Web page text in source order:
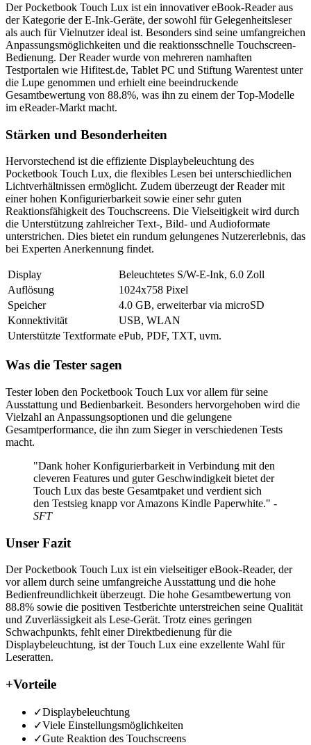
Der Pocketbook Touch Lux ist ein innovativer eBook-Reader aus
der Kategorie der E-Ink-Geräte, der sowohl für Gelegenheitsleser
als auch für Vielnutzer ideal ist. Besonders sind seine umfangreichen
Anpassungsmöglichkeiten und die reaktionsschnelle Touchscreen-
Bedienung. Der Reader wurde von mehreren namhaften
Testportalen wie Hifitest.de, Tablet PC und Stiftung Warentest unter
die Lupe genommen und erhielt eine beeindruckende
Gesamtbewertung von 88.8%, was ihn zu einem der Top-Modelle
im eReader-Markt macht.
Stärken und Besonderheiten
Hervorstechend ist die effiziente Displaybeleuchtung des
Pocketbook Touch Lux, die flexibles Lesen bei unterschiedlichen
Lichtverhältnissen ermöglicht. Zudem überzeugt der Reader mit
einer hohen Konfigurierbarkeit sowie einer sehr guten
Reaktionsfähigkeit des Touchscreens. Die Vielseitigkeit wird durch
die Unterstützung zahlreicher Text-, Bild- und Audioformate
unterstrichen. Dies bietet ein rundum gelungenes Nutzererlebnis, das
bei Experten Anerkennung findet.
Display
Beleuchtetes S/W-E-Ink, 6.0 Zoll
Auflösung
1024x758 Pixel
Speicher
4.0 GB, erweiterbar via microSD
Konnektivität
USB, WLAN
Unterstützte Textformate ePub, PDF, TXT, uvm.
Was die Tester sagen
Tester loben den Pocketbook Touch Lux vor allem für seine
Ausstattung und Bedienbarkeit. Besonders hervorgehoben wird die
Vielzahl an Anpassungsoptionen und die gelungene
Gesamtperformance, die ihn zum Sieger in verschiedenen Tests
macht.
"Dank hoher Konfigurierbarkeit in Verbindung mit den
cleveren Features und guter Geschwindigkeit bietet der
Touch Lux das beste Gesamtpaket und verdient sich
den Testsieg knapp vor Amazons Kindle Paperwhite." -
SFT
Unser Fazit
Der Pocketbook Touch Lux ist ein vielseitiger eBook-Reader, der
vor allem durch seine umfangreiche Ausstattung und die hohe
Bedienfreundlichkeit überzeugt. Die hohe Gesamtbewertung von
88.8% sowie die positiven Testberichte unterstreichen seine Qualität
und Zuverlässigkeit als Lese-Gerät. Trotz eines geringen
Schwachpunkts, fehlt einer Direktbedienung für die
Displaybeleuchtung, ist der Touch Lux eine exzellente Wahl für
Leseratten.
+Vorteile
✓Displaybeleuchtung
✓Viele Einstellungsmöglichkeiten
✓Gute Reaktion des Touchscreens